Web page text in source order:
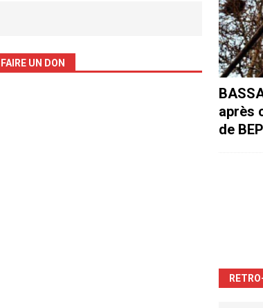
FAIRE UN DON
après
de